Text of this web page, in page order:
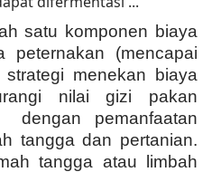
satu komponen biaya
peternakan (mencapai
menekan biaya
nilai gizi pakan
dengan pemanfaatan
tangga dan pertanian.
tangga atau limbah